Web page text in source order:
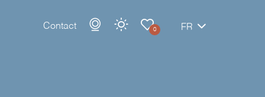
Contact 0 FR